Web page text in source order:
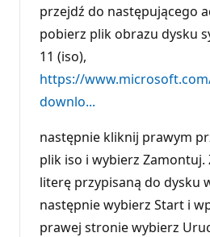
przejdź do następującego
pobierz plik obrazu dysku
11 (iso),
https://
downlo...
następnie kliknij prawym
plik iso i wybierz Zamontuj.
literę przypisaną do dysku
następnie wybierz Start i
prawej stronie wybierz